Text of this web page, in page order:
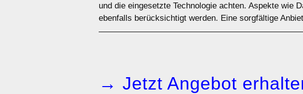
und die eingesetzte Technologie achten. Aspekte wie
ebenfalls berücksichtigt werden. Eine sorgfältige
→ Jetzt Angebot